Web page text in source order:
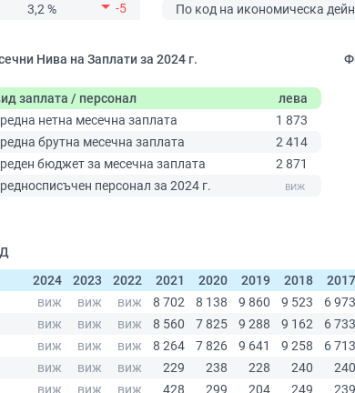
3,2 % -5
По код на икономическа
Нива на Заплати за 2024 г.
заплата / персонал
лева
нетна месечна заплата
1 873
брутна месечна заплата
2 414
бюджет за месечна заплата
2 871
персонал за 2024 г.
2024
2023 2022 2021 2020 2019 2018
2017